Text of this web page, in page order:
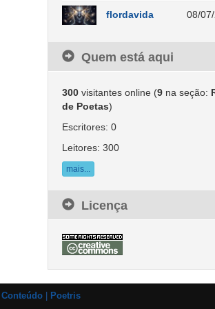
flordavida 08/
Quem está aqui
300visitantes online (9na seção:
de Poetas)
Escritores: 0
Leitores: 300
mais...
Licença
| Poetris